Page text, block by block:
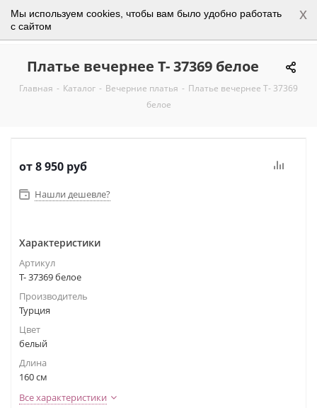
Мы используем cookies, чтобы вам было удобно работать
с сайтом
x
0
Платье вечернее Т- 37369 белое
Главная - Каталог - Вечерние платья - Платье вечернее Т- 37369
белое
от8 950 руб
Нашли дешевле?
Характеристики
Артикул
Т- 37369 белое
Производитель
Турция
Цвет
белый
Длина
160 см
Все характеристики